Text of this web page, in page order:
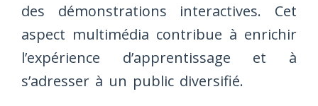
des démonstrations interactives. Cet
aspect multimédia contribue à enrichir
l’expérience d’apprentissage et à
s’adresser à un public diversifié.